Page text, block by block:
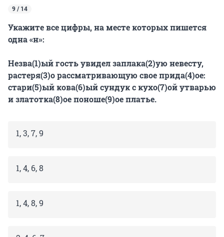
9 / 14
Укажите все цифры, на месте которых пишется
одна «н»:
Незва(1)ый гость увидел заплака(2)ую невесту,
растеря(3)о рассматривающую свое прида(4)ое:
стари(5)ый кова(6)ый сундук с кухо(7)ой утварью
и златотка(8)ое поноше(9)ое платье.
1, 3, 7, 9
1, 4, 6, 8
1, 4, 8, 9